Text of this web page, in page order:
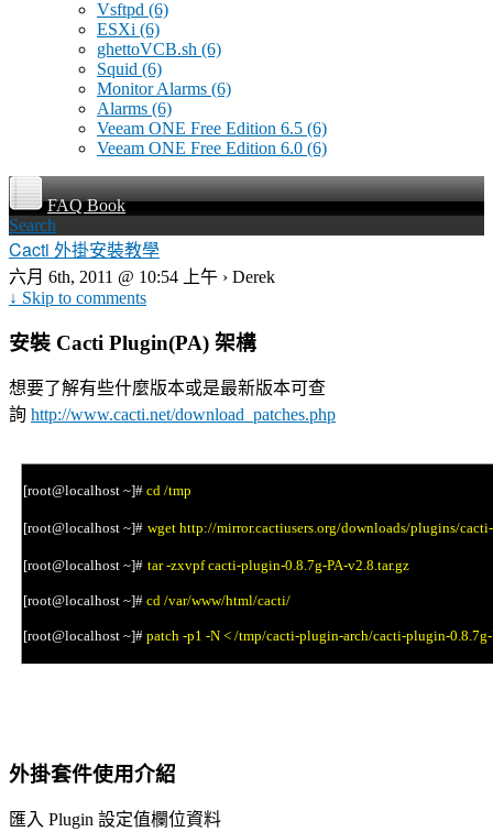
Vsftpd (6)
ESXi (6)
ghettoVCB.sh (6)
Squid (6)
Monitor Alarms (6)
Alarms (6)
Veeam ONE Free Edition 6.5 (6)
Veeam ONE Free Edition 6.0 (6)
FAQ Book
Search
Cacti 外掛安裝教學
六月 6th, 2011 @ 10:54 上午 › Derek
↓ Skip to comments
安裝 Cacti Plugin(PA) 架構
想要了解有些什麼版本或是最新版本可查
詢 http://www.cacti.net/download_patches.php
[root@localhost ~]# cd /tmp
[root@localhost ~]# wget http://mirror.cactiusers.org/downloads/plugins/
[root@localhost ~]# tar -zxvpf cacti-plugin-0.8.7g-PA-v2.8.tar.gz
[root@localhost ~]#cd /var/www/html/cacti/
[root@localhost ~]# patch -p1 -N < /tmp/cacti-plugin-arch/cacti-plugin-
外掛套件使用介紹
匯入 Plugin 設定值欄位資料